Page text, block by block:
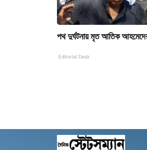
পথ দুর্ঘটনায় মৃত আতিক
Editorial Desk